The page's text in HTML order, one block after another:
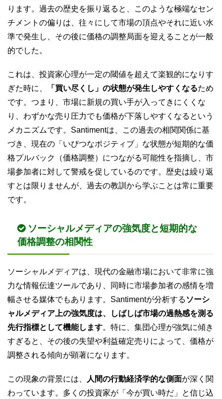
ります。過去の歴史を振り返ると、このような極端なセン
チメントの偏りは、往々にして市場の頂点やそれに近い水
準で発生し、その後に価格の調整局面を迎えることが一般
的でした。
これは、投資家心理が一定の閾値を超えて楽観的になりす
ぎた時に、
「買い尽くし」の状態が発生しやすくなるため
です。つまり、市場に新規の買い手が入ってきにくくな
り、わずかな売り圧力でも価格が下落しやすくなるという
メカニズムです。Santimentは、この過去の相関関係に基
づき、現在の「いびつなポジティブ」な状態が短期的な価
格プルバック（価格調整）につながる可能性を指摘し、市
場参加者に対して警戒を促しているのです。歴史は繰り返
すとは限りませんが、過去の教訓から学ぶことは常に重要
です。
ソーシャルメディアの強気度と短期的な
価格調整の相関性
ソーシャルメディアは、現代の金融市場において非常に強
力な情報伝達ツールであり、同時に市場参加者の感情を増
幅させる媒体でもあります。Santimentが分析する ソーシ
ャルメディア上の強気度は、しばしば市場の過熱感を測る
先行指標として機能します。特に、集団心理が強気に傾き
すぎると、その後の失望や利益確定売りによって、価格が
調整される傾向が顕著になります。
この現象の背景には、 人間の行動経済学的な側面が深く関
わっています。多くの投資家が「今が買い時だ」と信じ込